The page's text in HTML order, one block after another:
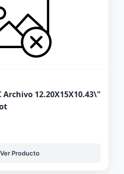
Archivo 12.20X15X10.43\"
Ver Producto